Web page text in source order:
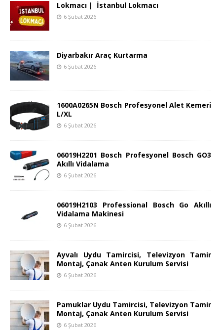
Lokmacı | İstanbul Lokmacı
6 Şubat 2026
Diyarbakır Araç Kurtarma
6 Şubat 2026
1600A0265N Bosch Profesyonel Alet Kemeri
L/XL
6 Şubat 2026
06019H2201 Bosch Profesyonel Bosch GO3
Akıllı Vidalama
6 Şubat 2026
06019H2103 Professional Bosch Go Akıllı
Vidalama Makinesi
6 Şubat 2026
Ayvalı Uydu Tamircisi, Televizyon Tamir
Montaj, Çanak Anten Kurulum Servisi
6 Şubat 2026
Pamuklar Uydu Tamircisi, Televizyon Tamir
Montaj, Çanak Anten Kurulum Servisi
6 Şubat 2026